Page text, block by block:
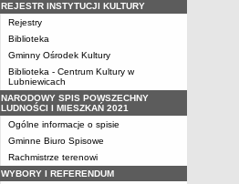
REJESTR INSTYTUCJI KULTURY
Rejestry
Biblioteka
Gminny Ośrodek Kultury
Biblioteka - Centrum Kultury w
Lubniewicach
NARODOWY SPIS POWSZECHNY
LUDNOŚCI I MIESZKAŃ 2021
Ogólne informacje o spisie
Gminne Biuro Spisowe
Rachmistrze terenowi
WYBORY I REFERENDUM